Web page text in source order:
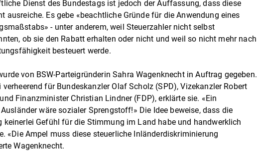
Dienst des Bundestags ist jedoch der Auffassung, dass diese
ausreiche. Es gebe «beachtliche Gründe für die Anwendung eines
- unter anderem, weil Steuerzahler nicht selbst
ob sie den Rabatt erhalten oder nicht und weil so nicht mehr nach
besteuert werde.
von BSW-Parteigründerin Sahra Wagenknecht in Auftrag gegeben.
verheerend für Bundeskanzler Olaf Scholz (SPD), Vizekanzler Robert
Finanzminister Christian Lindner (FDP), erklärte sie. «Ein
wäre sozialer Sprengstoff!» Die Idee beweise, dass die
keinerlei Gefühl für die Stimmung im Land habe und handwerklich
«Die Ampel muss diese steuerliche Inländerdiskriminierung
Wagenknecht.